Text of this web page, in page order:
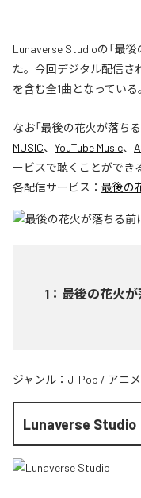
Lunaverse Studioの「最
た。今回デジタル配信さ
を含む全1曲となっている
なお「最後の花火が落ち
MUSIC、 YouTube Music、
ービスで聴くことができ
各配信サービス： 最後の
1 ： 最後の花火
ジャンル： J-Pop / アニメ
Lunaverse Studio